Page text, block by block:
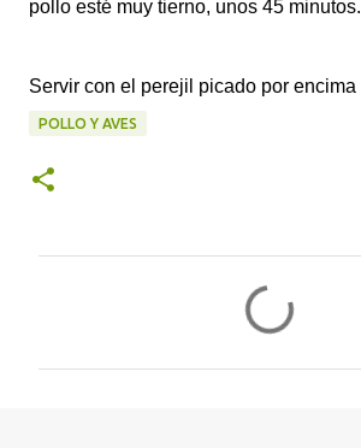
pollo esté muy tierno, unos 45 minutos.
Servir con el perejil picado por encima
POLLO Y AVES